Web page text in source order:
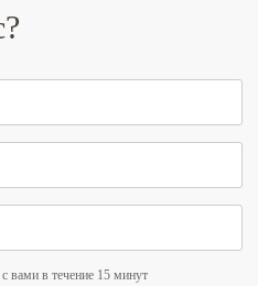
вами в течение 15 минут